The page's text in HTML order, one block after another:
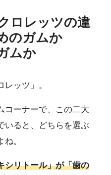
ロレッツの違
のガムか
ムか
レッツ」。
コーナーで、この二大
いると、どちらを選ぶ
。
シリトール」が「歯の